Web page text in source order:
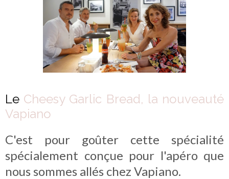
Le Cheesy Garlic Bread, la nouveauté
Vapiano
C'est pour goûter cette spécialité
spécialement conçue pour l'apéro que
nous sommes allés chez Vapiano.